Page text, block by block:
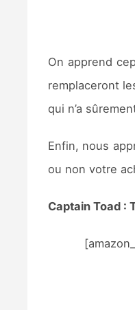
On apprend
remplaceront
qui n’a
Enfin, nous
ou non votre
Captain Toad :